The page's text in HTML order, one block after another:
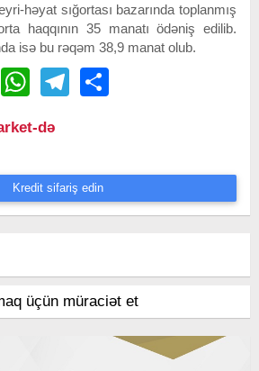
həyat sığortası bazarında toplanmış
haqqının 35 manatı ödəniş edilib.
isə bu rəqəm 38,9 manat olub.
WhatsAppTelegram
də
Kredit sifariş edin
üçün müraciət et